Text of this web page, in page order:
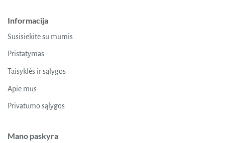
Informacija
Susisiekite su mumis
Pristatymas
Taisyklės ir sąlygos
Apie mus
Privatumo sąlygos
Mano paskyra